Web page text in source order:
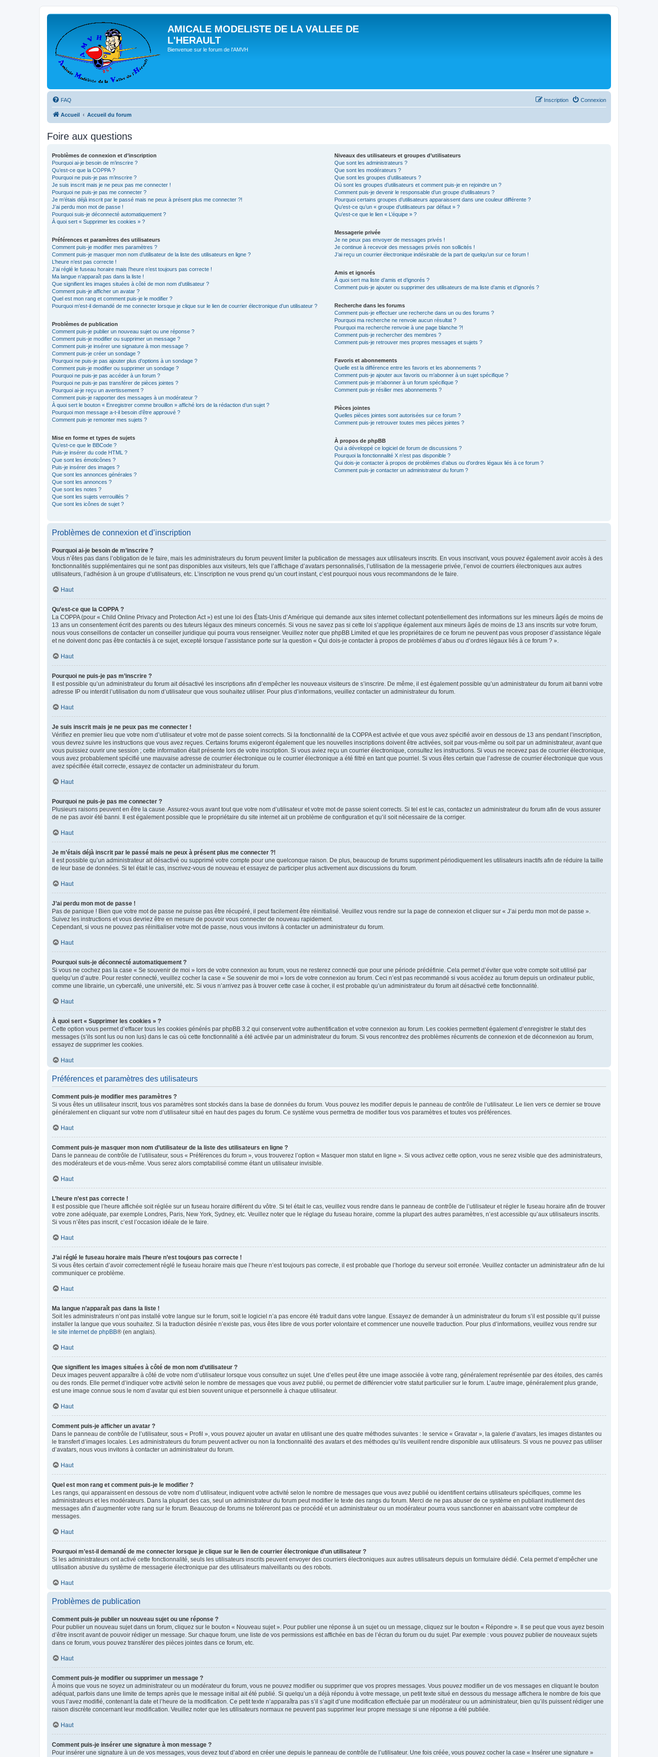
AMICALE MODELISTE DE LA VALLEE DE
L'HERAULT
Bienvenue sur le forum de l'AMVH
FAQ Connexion
Inscription
Accueil Accueil du forum
Foire aux questions
Problèmes de connexion et d’inscription
Pourquoi ai-je besoin de m’inscrire ?
Qu’est-ce que la COPPA ?
Pourquoi ne puis-je pas m’inscrire ?
Je suis inscrit mais je ne peux pas me connecter !
Pourquoi ne puis-je pas me connecter ?
Je m’étais déjà inscrit par le passé mais ne peux à présent plus me connecter ?!
J’ai perdu mon mot de passe !
Pourquoi suis-je déconnecté automatiquement ?
À quoi sert « Supprimer les cookies » ?
Préférences et paramètres des utilisateurs
Comment puis-je modifier mes paramètres ?
Comment puis-je masquer mon nom d’utilisateur de la liste des utilisateurs en ligne ?
L’heure n’est pas correcte !
J’ai réglé le fuseau horaire mais l’heure n’est toujours pas correcte !
Ma langue n’apparaît pas dans la liste !
Que signifient les images situées à côté de mon nom d’utilisateur ?
Comment puis-je afficher un avatar ?
Quel est mon rang et comment puis-je le modifier ?
Pourquoi m’est-il demandé de me connecter lorsque je clique sur le lien de courrier électronique d’un utilisateur ?
Problèmes de publication
Comment puis-je publier un nouveau sujet ou une réponse ?
Comment puis-je modifier ou supprimer un message ?
Comment puis-je insérer une signature à mon message ?
Comment puis-je créer un sondage ?
Pourquoi ne puis-je pas ajouter plus d’options à un sondage ?
Comment puis-je modifier ou supprimer un sondage ?
Pourquoi ne puis-je pas accéder à un forum ?
Pourquoi ne puis-je pas transférer de pièces jointes ?
Pourquoi ai-je reçu un avertissement ?
Comment puis-je rapporter des messages à un modérateur ?
À quoi sert le bouton « Enregistrer comme brouillon » affiché lors de la rédaction d’un sujet ?
Pourquoi mon message a-t-il besoin d’être approuvé ?
Comment puis-je remonter mes sujets ?
Mise en forme et types de sujets
Qu’est-ce que le BBCode ?
Puis-je insérer du code HTML ?
Que sont les émoticônes ?
Puis-je insérer des images ?
Que sont les annonces générales ?
Que sont les annonces ?
Que sont les notes ?
Que sont les sujets verrouillés ?
Que sont les icônes de sujet ?
Niveaux des utilisateurs et groupes d’utilisateurs
Que sont les administrateurs ?
Que sont les modérateurs ?
Que sont les groupes d’utilisateurs ?
Où sont les groupes d’utilisateurs et comment puis-je en rejoindre un ?
Comment puis-je devenir le responsable d’un groupe d’utilisateurs ?
Pourquoi certains groupes d’utilisateurs apparaissent dans une couleur différente ?
Qu’est-ce qu’un « groupe d’utilisateurs par défaut » ?
Qu’est-ce que le lien « L’équipe » ?
Messagerie privée
Je ne peux pas envoyer de messages privés !
Je continue à recevoir des messages privés non sollicités !
J’ai reçu un courrier électronique indésirable de la part de quelqu’un sur ce forum !
Amis et ignorés
À quoi sert ma liste d’amis et d’ignorés ?
Comment puis-je ajouter ou supprimer des utilisateurs de ma liste d’amis et d’ignorés ?
Recherche dans les forums
Comment puis-je effectuer une recherche dans un ou des forums ?
Pourquoi ma recherche ne renvoie aucun résultat ?
Pourquoi ma recherche renvoie à une page blanche ?!
Comment puis-je rechercher des membres ?
Comment puis-je retrouver mes propres messages et sujets ?
Favoris et abonnements
Quelle est la différence entre les favoris et les abonnements ?
Comment puis-je ajouter aux favoris ou m’abonner à un sujet spécifique ?
Comment puis-je m’abonner à un forum spécifique ?
Comment puis-je résilier mes abonnements ?
Pièces jointes
Quelles pièces jointes sont autorisées sur ce forum ?
Comment puis-je retrouver toutes mes pièces jointes ?
À propos de phpBB
Qui a développé ce logiciel de forum de discussions ?
Pourquoi la fonctionnalité X n’est pas disponible ?
Qui dois-je contacter à propos de problèmes d’abus ou d’ordres légaux liés à ce forum ?
Comment puis-je contacter un administrateur du forum ?
Problèmes de connexion et d’inscription
Pourquoi ai-je besoin de m’inscrire ?
Vous n’êtes pas dans l’obligation de le faire, mais les administrateurs du forum peuvent limiter la publication de messages aux utilisateurs inscrits. En vous inscrivant, vous pouvez également avoir accès à des
fonctionnalités supplémentaires qui ne sont pas disponibles aux visiteurs, tels que l’affichage d’avatars personnalisés, l’utilisation de la messagerie privée, l’envoi de courriers électroniques aux autres
utilisateurs, l’adhésion à un groupe d’utilisateurs, etc. L’inscription ne vous prend qu’un court instant, c’est pourquoi nous vous recommandons de le faire.
Haut
Qu’est-ce que la COPPA ?
La COPPA (pour « Child Online Privacy and Protection Act ») est une loi des États-Unis d’Amérique qui demande aux sites internet collectant potentiellement des informations sur les mineurs âgés de moins de
13 ans un consentement écrit des parents ou des tuteurs légaux des mineurs concernés. Si vous ne savez pas si cette loi s’applique également aux mineurs âgés de moins de 13 ans inscrits sur votre forum,
nous vous conseillons de contacter un conseiller juridique qui pourra vous renseigner. Veuillez noter que phpBB Limited et que les propriétaires de ce forum ne peuvent pas vous proposer d’assistance légale
et ne doivent donc pas être contactés à ce sujet, excepté lorsque l’assistance porte sur la question « Qui dois-je contacter à propos de problèmes d’abus ou d’ordres légaux liés à ce forum ? ».
Haut
Pourquoi ne puis-je pas m’inscrire ?
Il est possible qu’un administrateur du forum ait désactivé les inscriptions afin d’empêcher les nouveaux visiteurs de s’inscrire. De même, il est également possible qu’un administrateur du forum ait banni votre
adresse IP ou interdit l’utilisation du nom d’utilisateur que vous souhaitez utiliser. Pour plus d’informations, veuillez contacter un administrateur du forum.
Haut
Je suis inscrit mais je ne peux pas me connecter !
Vérifiez en premier lieu que votre nom d’utilisateur et votre mot de passe soient corrects. Si la fonctionnalité de la COPPA est activée et que vous avez spécifié avoir en dessous de 13 ans pendant l’inscription,
vous devrez suivre les instructions que vous avez reçues. Certains forums exigeront également que les nouvelles inscriptions doivent être activées, soit par vous-même ou soit par un administrateur, avant que
vous puissiez ouvrir une session ; cette information était présente lors de votre inscription. Si vous aviez reçu un courrier électronique, consultez les instructions. Si vous ne recevez pas de courrier électronique,
vous avez probablement spécifié une mauvaise adresse de courrier électronique ou le courrier électronique a été filtré en tant que pourriel. Si vous êtes certain que l’adresse de courrier électronique que vous
avez spécifiée était correcte, essayez de contacter un administrateur du forum.
Haut
Pourquoi ne puis-je pas me connecter ?
Plusieurs raisons peuvent en être la cause. Assurez-vous avant tout que votre nom d’utilisateur et votre mot de passe soient corrects. Si tel est le cas, contactez un administrateur du forum afin de vous assurer
de ne pas avoir été banni. Il est également possible que le propriétaire du site internet ait un problème de configuration et qu’il soit nécessaire de la corriger.
Haut
Je m’étais déjà inscrit par le passé mais ne peux à présent plus me connecter ?!
Il est possible qu’un administrateur ait désactivé ou supprimé votre compte pour une quelconque raison. De plus, beaucoup de forums suppriment périodiquement les utilisateurs inactifs afin de réduire la taille
de leur base de données. Si tel était le cas, inscrivez-vous de nouveau et essayez de participer plus activement aux discussions du forum.
Haut
J’ai perdu mon mot de passe !
Pas de panique ! Bien que votre mot de passe ne puisse pas être récupéré, il peut facilement être réinitialisé. Veuillez vous rendre sur la page de connexion et cliquer sur « J’ai perdu mon mot de passe ».
Suivez les instructions et vous devriez être en mesure de pouvoir vous connecter de nouveau rapidement.
Cependant, si vous ne pouvez pas réinitialiser votre mot de passe, nous vous invitons à contacter un administrateur du forum.
Haut
Pourquoi suis-je déconnecté automatiquement ?
Si vous ne cochez pas la case « Se souvenir de moi » lors de votre connexion au forum, vous ne resterez connecté que pour une période prédéfinie. Cela permet d’éviter que votre compte soit utilisé par
quelqu’un d’autre. Pour rester connecté, veuillez cocher la case « Se souvenir de moi » lors de votre connexion au forum. Ceci n’est pas recommandé si vous accédez au forum depuis un ordinateur public,
comme une librairie, un cybercafé, une université, etc. Si vous n’arrivez pas à trouver cette case à cocher, il est probable qu’un administrateur du forum ait désactivé cette fonctionnalité.
Haut
À quoi sert « Supprimer les cookies » ?
Cette option vous permet d’effacer tous les cookies générés par phpBB 3.2 qui conservent votre authentification et votre connexion au forum. Les cookies permettent également d’enregistrer le statut des
messages (s’ils sont lus ou non lus) dans le cas où cette fonctionnalité a été activée par un administrateur du forum. Si vous rencontrez des problèmes récurrents de connexion et de déconnexion au forum,
essayez de supprimer les cookies.
Haut
Préférences et paramètres des utilisateurs
Comment puis-je modifier mes paramètres ?
Si vous êtes un utilisateur inscrit, tous vos paramètres sont stockés dans la base de données du forum. Vous pouvez les modifier depuis le panneau de contrôle de l’utilisateur. Le lien vers ce dernier se trouve
généralement en cliquant sur votre nom d’utilisateur situé en haut des pages du forum. Ce système vous permettra de modifier tous vos paramètres et toutes vos préférences.
Haut
Comment puis-je masquer mon nom d’utilisateur de la liste des utilisateurs en ligne ?
Dans le panneau de contrôle de l’utilisateur, sous « Préférences du forum », vous trouverez l’option « Masquer mon statut en ligne ». Si vous activez cette option, vous ne serez visible que des administrateurs,
des modérateurs et de vous-même. Vous serez alors comptabilisé comme étant un utilisateur invisible.
Haut
L’heure n’est pas correcte !
Il est possible que l’heure affichée soit réglée sur un fuseau horaire différent du vôtre. Si tel était le cas, veuillez vous rendre dans le panneau de contrôle de l’utilisateur et régler le fuseau horaire afin de trouver
votre zone adéquate, par exemple Londres, Paris, New York, Sydney, etc. Veuillez noter que le réglage du fuseau horaire, comme la plupart des autres paramètres, n’est accessible qu’aux utilisateurs inscrits.
Si vous n’êtes pas inscrit, c’est l’occasion idéale de le faire.
Haut
J’ai réglé le fuseau horaire mais l’heure n’est toujours pas correcte !
Si vous êtes certain d’avoir correctement réglé le fuseau horaire mais que l’heure n’est toujours pas correcte, il est probable que l’horloge du serveur soit erronée. Veuillez contacter un administrateur afin de lui
communiquer ce problème.
Haut
Ma langue n’apparaît pas dans la liste !
Soit les administrateurs n’ont pas installé votre langue sur le forum, soit le logiciel n’a pas encore été traduit dans votre langue. Essayez de demander à un administrateur du forum s’il est possible qu’il puisse
installer la langue que vous souhaitez. Si la traduction désirée n’existe pas, vous êtes libre de vous porter volontaire et commencer une nouvelle traduction. Pour plus d’informations, veuillez vous rendre sur
le site internet de phpBB® (en anglais).
Haut
Que signifient les images situées à côté de mon nom d’utilisateur ?
Deux images peuvent apparaître à côté de votre nom d’utilisateur lorsque vous consultez un sujet. Une d’elles peut être une image associée à votre rang, généralement représentée par des étoiles, des carrés
ou des ronds. Elle permet d’indiquer votre activité selon le nombre de messages que vous avez publié, ou permet de différencier votre statut particulier sur le forum. L’autre image, généralement plus grande,
est une image connue sous le nom d’avatar qui est bien souvent unique et personnelle à chaque utilisateur.
Haut
Comment puis-je afficher un avatar ?
Dans le panneau de contrôle de l’utilisateur, sous « Profil », vous pouvez ajouter un avatar en utilisant une des quatre méthodes suivantes : le service « Gravatar », la galerie d’avatars, les images distantes ou
le transfert d’images locales. Les administrateurs du forum peuvent activer ou non la fonctionnalité des avatars et des méthodes qu’ils veuillent rendre disponible aux utilisateurs. Si vous ne pouvez pas utiliser
d’avatars, nous vous invitons à contacter un administrateur du forum.
Haut
Quel est mon rang et comment puis-je le modifier ?
Les rangs, qui apparaissent en dessous de votre nom d’utilisateur, indiquent votre activité selon le nombre de messages que vous avez publié ou identifient certains utilisateurs spécifiques, comme les
administrateurs et les modérateurs. Dans la plupart des cas, seul un administrateur du forum peut modifier le texte des rangs du forum. Merci de ne pas abuser de ce système en publiant inutilement des
messages afin d’augmenter votre rang sur le forum. Beaucoup de forums ne toléreront pas ce procédé et un administrateur ou un modérateur pourra vous sanctionner en abaissant votre compteur de
messages.
Haut
Pourquoi m’est-il demandé de me connecter lorsque je clique sur le lien de courrier électronique d’un utilisateur ?
Si les administrateurs ont activé cette fonctionnalité, seuls les utilisateurs inscrits peuvent envoyer des courriers électroniques aux autres utilisateurs depuis un formulaire dédié. Cela permet d’empêcher une
utilisation abusive du système de messagerie électronique par des utilisateurs malveillants ou des robots.
Haut
Problèmes de publication
Comment puis-je publier un nouveau sujet ou une réponse ?
Pour publier un nouveau sujet dans un forum, cliquez sur le bouton « Nouveau sujet ». Pour publier une réponse à un sujet ou un message, cliquez sur le bouton « Répondre ». Il se peut que vous ayez besoin
d’être inscrit avant de pouvoir rédiger un message. Sur chaque forum, une liste de vos permissions est affichée en bas de l’écran du forum ou du sujet. Par exemple : vous pouvez publier de nouveaux sujets
dans ce forum, vous pouvez transférer des pièces jointes dans ce forum, etc.
Haut
Comment puis-je modifier ou supprimer un message ?
À moins que vous ne soyez un administrateur ou un modérateur du forum, vous ne pouvez modifier ou supprimer que vos propres messages. Vous pouvez modifier un de vos messages en cliquant le bouton
adéquat, parfois dans une limite de temps après que le message initial ait été publié. Si quelqu’un a déjà répondu à votre message, un petit texte situé en dessous du message affichera le nombre de fois que
vous l’avez modifié, contenant la date et l’heure de la modification. Ce petit texte n’apparaîtra pas s’il s’agit d’une modification effectuée par un modérateur ou un administrateur, bien qu’ils puissent rédiger une
raison discrète concernant leur modification. Veuillez noter que les utilisateurs normaux ne peuvent pas supprimer leur propre message si une réponse a été publiée.
Haut
Comment puis-je insérer une signature à mon message ?
Pour insérer une signature à un de vos messages, vous devez tout d’abord en créer une depuis le panneau de contrôle de l’utilisateur. Une fois créée, vous pouvez cocher la case « Insérer une signature »